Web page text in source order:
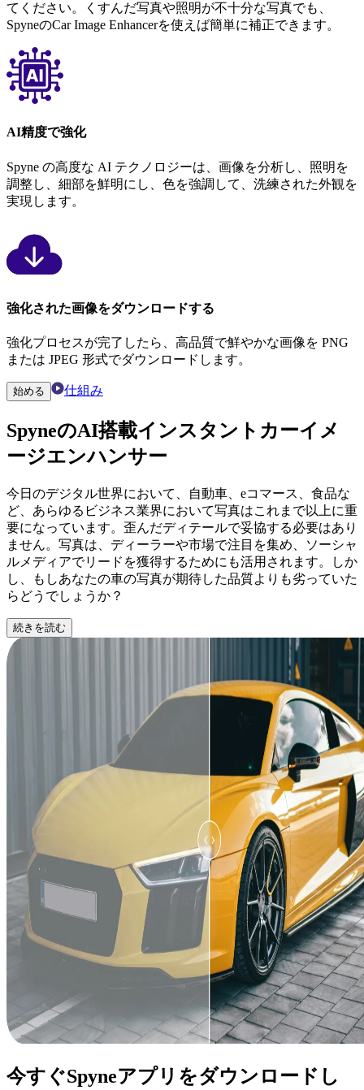
てください。くすんだ写真や照明が不十分な写真でも、
SpyneのCar Image Enhancerを使えば簡単に補正できます。
AI精度で強化
Spyne の高度な AI テクノロジーは、画像を分析し、照明を
調整し、細部を鮮明にし、色を強調して、洗練された外観を
実現します。
強化された画像をダウンロードする
強化プロセスが完了したら、高品質で鮮やかな画像を PNG
または JPEG 形式でダウンロードします。
始める 仕組み
SpyneのAI搭載インスタント カーイメ
ージエンハンサー
今日のデジタル世界において、自動車、eコマース、食品な
ど、あらゆるビジネス業界において写真はこれまで以上に重
要になっています。歪んだディテールで妥協する必要はあり
ません。写真は、ディーラーや市場で注目を集め、ソーシャ
ルメディアでリードを獲得するためにも活用されます。しか
し、もしあなたの車の写真が期待した品質よりも劣っていた
らどうでしょうか？
続きを読む
今すぐSpyneアプリをダウンロードし